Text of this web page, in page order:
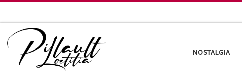
NOSTALGIA